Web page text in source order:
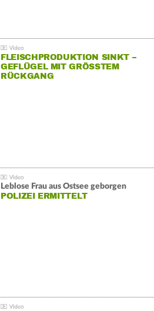
FLEISCHPRODUKTION SINKT –
GEFLÜGEL MIT GRÖSSTEM R
ÜCKGANG
Leblose Frau aus Ostsee geborgen
POLIZEI ERMITTELT